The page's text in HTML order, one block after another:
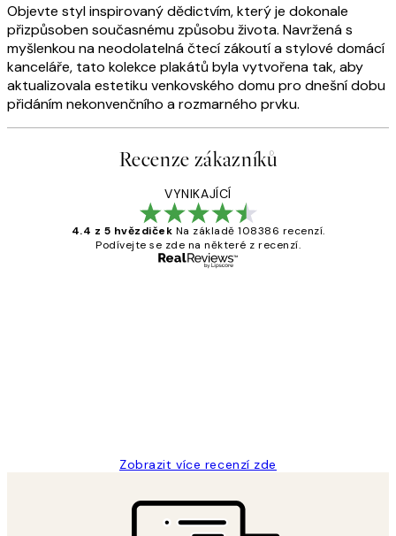
Objevte styl inspirovaný dědictvím, který je dokonale
přizpůsoben současnému způsobu života. Navržená s
myšlenkou na neodolatelná čtecí zákoutí a stylové domácí
kanceláře, tato kolekce plakátů byla vytvořena tak, aby
aktualizovala estetiku venkovského domu pro dnešní dobu
přidáním nekonvenčního a rozmarného prvku.
Recenze zákazníků
VYNIKAJÍCÍ
4.4 z 5 hvězdiček Na základě 108386 recenzí.
Podívejte se zde na některé z recenzí.
Zobrazit více recenzí zde